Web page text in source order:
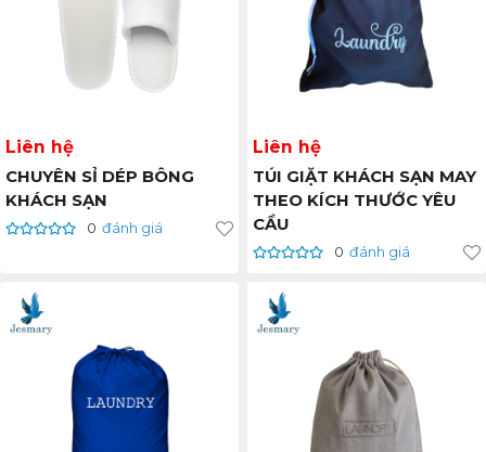
Liên hệ
CHUYÊN SỈ DÉP BÔNG
KHÁCH SẠN
0 đánh giá
Liên hệ
TÚI GIẶT KHÁCH SẠN MAY
THEO KÍCH THƯỚC YÊU
CẦU
0 đánh giá